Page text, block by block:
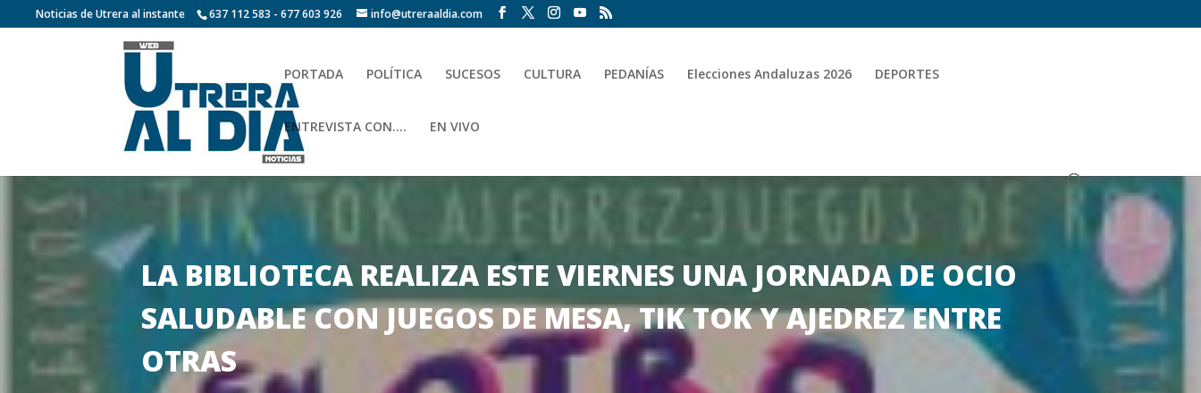
Noticias de Utrera al instante 637 112 583 - 677 603 926 info@utreraaldia.com
PORTADA POLÍTICA SUCESOS CULTURA PEDANÍAS Elecciones Andaluzas 2026 DEPORTES
ENTREVISTA CON…. EN VIVO
LA BIBLIOTECA REALIZA ESTE VIERNES UNA JORNADA DE OCIO
SALUDABLE CON JUEGOS DE MESA, TIK TOK Y AJEDREZ ENTRE
OTRAS